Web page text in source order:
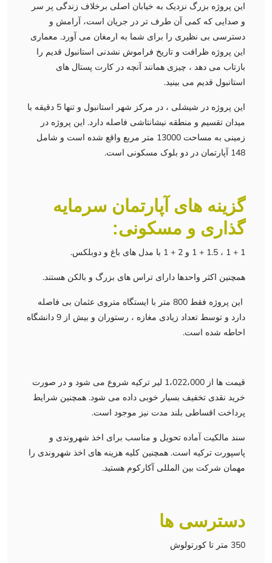
این پروژه بزرگ نزدیک به خیابان اصلی برخلاف زندگی پر سر
و صدایی که کمی آن طرف تر در جریان است، آرامش و
دسترسی بی نظیری را برای شما به ارمغان می آورد. معماری
این پروژه ظرافت و تاریخ فراموش نشدنی استانبول قدیم را
بازتاب می دهد ، چیزی همانند آنچه در کارت پستال های
استانبول قدیم می بینید.
این پروژه در شیشلی ، در مرکز شهر استانبول و تنها 5 دقیقه با
میدان تقسیم و منطقه نیشانتاشی فاصله دارد. این پروژه در
زمینی به مساحت 13000 متر مربع واقع شده است و شامل
148 آپارتمان در دو بلوک مسکونی است.
گزینه های آپارتمان سرمایه
گذاری و مسکونی:
1 + 1 ، 1.5 + 1 و 2 + 1 با مدل های باغ و دوبلکس.
همچنین اکثر واحدها دارای تراس های بزرگ و بالکن هستند.
این پروژه فقط 800 متر با ایستگاه متروی عثمان بی فاصله
دارد و توسط تعداد زیادی مغازه ، رستوران و بیش از 9 دانشگاه
احاطه شده است.
قیمت ها از 1،022،000 لیر ترکیه شروع می شود و در صورت
خرید نقدی تخفیف بسیار خوبی داده می شود. همچنین شرایط
پرداخت اقساطی بلند مدت نیز موجود است.
سند مالکیت آماده تحویل و مناسب برای اخذ شهروندی و
پاسپورت ترکیه است. همچنین کلیه هزینه های اخذ شهروندی را
مهمان شرکت بین المللی آکارکوم هستید.
دسترسی ها
350 متر تا کورتولوش